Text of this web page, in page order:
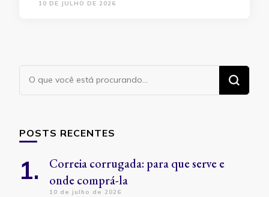
10 DE JULHO DE 2026
Procurando
algo?
POSTS RECENTES
Correia corrugada: para que serve e
onde comprá-la
10 de julho de 2026